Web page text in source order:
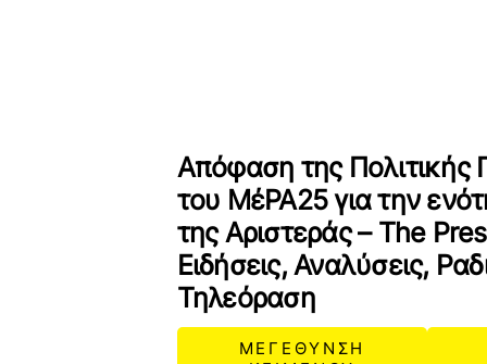
Απόφαση της Πολιτικής
του ΜέΡΑ25 για την
της Αριστεράς – The
Ειδήσεις, Αναλύσεις,
Τηλεόραση
ΜΕΓΕΘΥΝΣΗ